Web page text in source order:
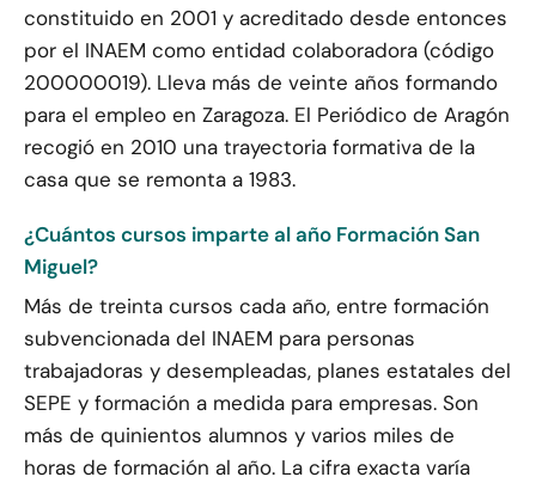
constituido en 2001 y acreditado desde entonces
por el INAEM como entidad colaboradora (código
200000019). Lleva más de veinte años formando
para el empleo en Zaragoza. El Periódico de Aragón
recogió en 2010 una trayectoria formativa de la
casa que se remonta a 1983.
¿Cuántos cursos imparte al año Formación San
Miguel?
Más de treinta cursos cada año, entre formación
subvencionada del INAEM para personas
trabajadoras y desempleadas, planes estatales del
SEPE y formación a medida para empresas. Son
más de quinientos alumnos y varios miles de
horas de formación al año. La cifra exacta varía